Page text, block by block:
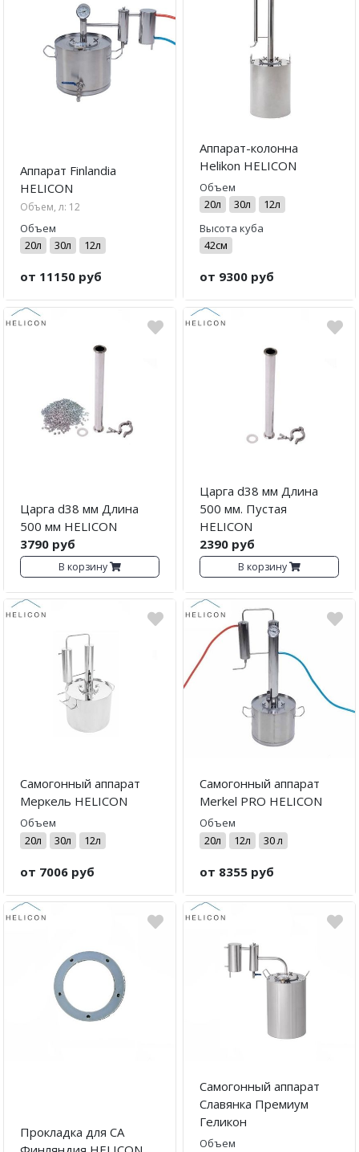
Аппарат Finlandia
HELICON
Объем, л: 12
Объем
20л
30л 12л
от 11150 руб
Аппарат-колонна
Helikon HELICON
Объем
20л
30л
12л
Высота куба
42см
от 9300 руб
Царга d38 мм Длина
500 мм HELICON
3790 руб
В корзину
Царга d38 мм Длина
500 мм. Пустая
HELICON
2390 руб
В корзину
Самогонный аппарат
Меркель HELICON
Объем
20л
30л 12л
от 7006 руб
Самогонный аппарат
Merkel PRO HELICON
Объем
20л
12л 30 л
от 8355 руб
Прокладка для СА
Самогонный аппарат
Славянка Премиум
Геликон
Объем